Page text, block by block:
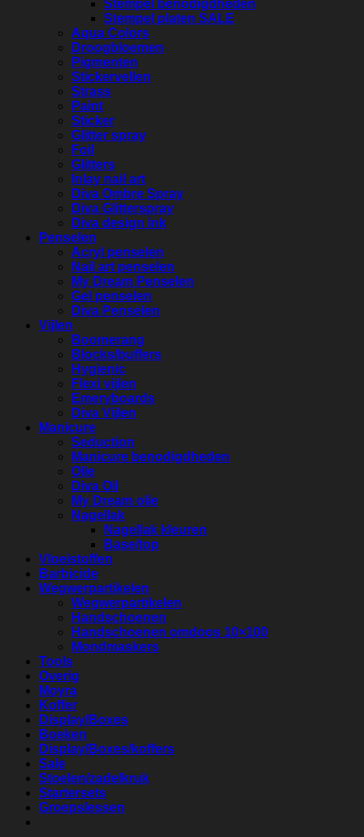
Stempel benodigdheden
Stempel platen SALE
Aqua Colors
Droogbloemen
Pigmenten
Stickervellen
Strass
Paint
Sticker
Glitter spray
Foil
Glitters
Inlay nail art
Diva Ombre Spray
Diva Glitterspray
Diva design ink
Penselen
Acryl penselen
Nail art penselen
My Dream Penselen
Gel penselen
Diva Penselen
Vijlen
Boomerang
Blocks/buffers
Hygienic
Flexi vijlen
Emeryboards
Diva Vijlen
Manicure
Seduction
Manicure benodigdheden
Olie
Diva Oil
My Dream olie
Nagellak
Nagellak kleuren
Base/top
Vloeistoffen
Barbicide
Wegwerpartikelen
Wegwerpartikelen
Handschoenen
Handschoenen omdoos 10×100
Mondmaskers
Tools
Overig
Moyra
Koffer
Display/Boxes
Boeken
Display/Boxes/koffers
Sale
Stoelen/zadelkruk
Startersets
Groepslessen